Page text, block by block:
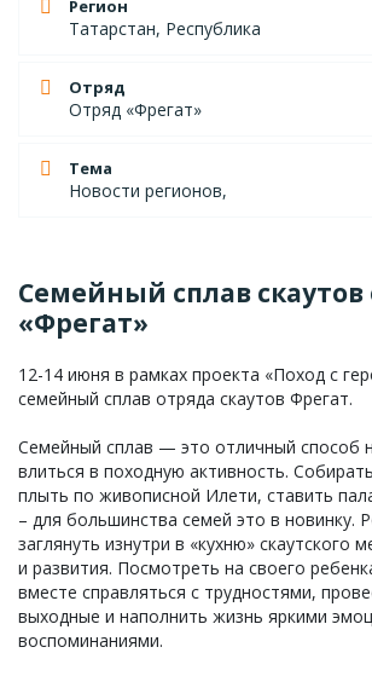
Регион
Татарстан, Республика
Отряд
Отряд «Фрегат»
Тема
Новости регионов,
Семейный сплав скаутов
«Фрегат»
12-14 июня в рамках проекта «Поход с
семейный сплав отряда скаутов Фрегат.
Семейный сплав — это отличный способ
влиться в походную активность.
плыть по живописной Илети, ставить
– для большинства семей это в новинку.
заглянуть изнутри в «кухню» скаутского
и развития. Посмотреть на своего
вместе справляться с трудностями,
выходные и наполнить жизнь яркими
воспоминаниями.